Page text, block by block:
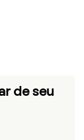
de seu